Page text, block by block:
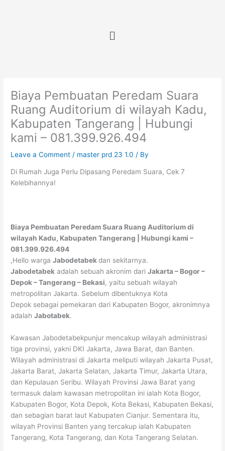
Menu
Biaya Pembuatan Peredam Suara
Ruang Auditorium di wilayah Kadu,
Kabupaten Tangerang | Hubungi
kami – 081.399.926.494
Leave a Comment / master prd 23 1.0 / By
Di Rumah Juga Perlu Dipasang Peredam Suara, Cek 7
Kelebihannya!
Biaya Pembuatan Peredam Suara Ruang Auditorium di
wilayah Kadu, Kabupaten Tangerang | Hubungi kami –
081.399.926.494
,Hello wargaJabodetabekdan sekitarnya.
Jabodetabek adalah sebuah akronim dariJakarta – Bogor –
Depok – Tangerang – Bekasi, yaitu sebuah wilayah
metropolitan Jakarta. Sebelum dibentuknya Kota
Depok sebagai pemekaran dari Kabupaten Bogor, akronimnya
adalahJabotabek.
Kawasan Jabodetabekpunjur mencakup wilayah administrasi
tiga provinsi, yakni DKI Jakarta, Jawa Barat, dan Banten.
Wilayah administrasi di Jakarta meliputi wilayah Jakarta Pusat,
Jakarta Barat, Jakarta Selatan, Jakarta Timur, Jakarta Utara,
dan Kepulauan Seribu. Wilayah Provinsi Jawa Barat yang
termasuk dalam kawasan metropolitan ini ialah Kota Bogor,
Kabupaten Bogor, Kota Depok, Kota Bekasi, Kabupaten Bekasi,
dan sebagian barat laut Kabupaten Cianjur. Sementara itu,
wilayah Provinsi Banten yang tercakup ialah Kabupaten
Tangerang, Kota Tangerang, dan Kota Tangerang Selatan.